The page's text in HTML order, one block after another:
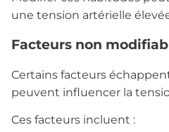
une tension artérielle
Facteurs non
Certains facteurs
peuvent influencer la
Ces facteurs incluent :